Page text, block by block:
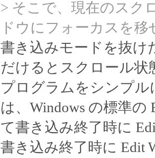
> そこで、現在のスク
ドウにフォーカスを
書き込みモードを抜け
だけるとスクロール状
プログラムをシンプ
は、Windows の標準
て書き込み終了時に
書き込み終了時に Edit